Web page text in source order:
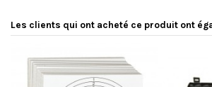
Les clients qui ont acheté ce produit ont